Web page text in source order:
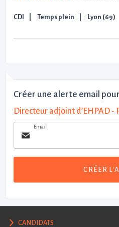
CDI Temps plein Lyon (69)
Créer une alerte email
Directeur adjoint d’EHPAD -
Email
CRÉER
CANDIDATS